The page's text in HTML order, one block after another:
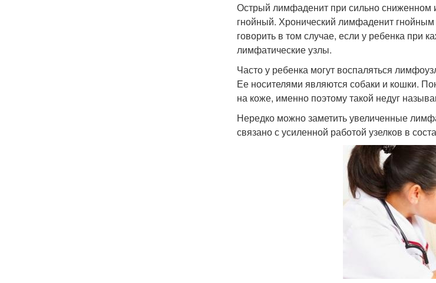
Острый лимфаденит при сильно сниженном
гнойный. Хронический лимфаденит
говорить в том случае, если у ребенка при
лимфатические узлы.
Часто у ребенка могут воспаляться
Ее носителями являются собаки и кошки.
на коже, именно поэтому такой недуг
Нередко можно заметить увеличенные
связано с усиленной работой узелков в